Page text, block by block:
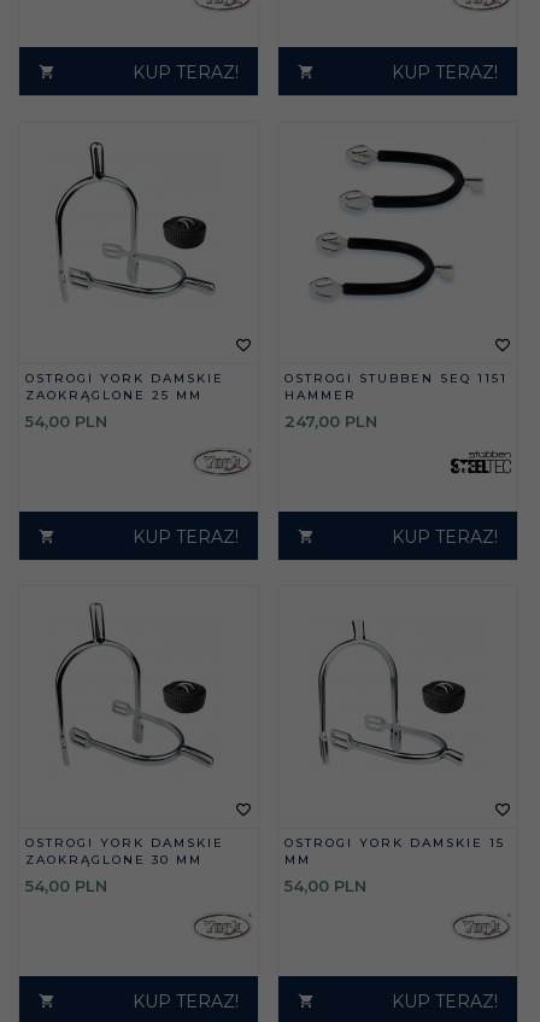
KUP TERAZ! KUP TERAZ!
OSTROGI YORK DAMSKIE
ZAOKRĄGLONE 25 MM
54,00 PLN
KUP TERAZ!
OSTROGI STUBBEN SEQ 1151
HAMMER
247,00 PLN
KUP TERAZ!
OSTROGI YORK DAMSKIE
ZAOKRĄGLONE 30 MM
54,00 PLN
KUP TERAZ!
OSTROGI YORK DAMSKIE 15
MM
54,00 PLN
KUP TERAZ!